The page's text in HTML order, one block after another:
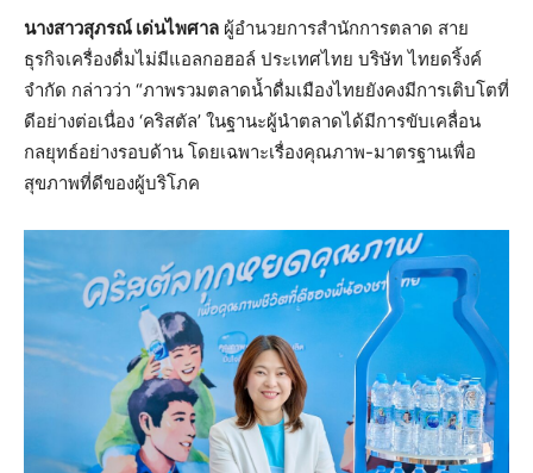
นางสาวสุภรณ์ เด่นไพศาล ผู้อำนวยการสำนักการตลาด สาย
ธุรกิจเครื่องดื่มไม่มีแอลกอฮอล์ ประเทศไทย บริษัท ไทยดริ้งค์
จำกัด กล่าวว่า “ภาพรวมตลาดน้ำดื่มเมืองไทยยังคงมีการเติบโตที่
ดีอย่างต่อเนื่อง ‘คริสตัล’ ในฐานะผู้นำตลาดได้มีการขับเคลื่อน
กลยุทธ์อย่างรอบด้าน โดยเฉพาะเรื่องคุณภาพ-มาตรฐานเพื่อ
สุขภาพที่ดีของผู้บริโภค